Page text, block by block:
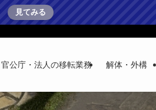
見てみる
官公庁・法人の移転業務 解体・外構